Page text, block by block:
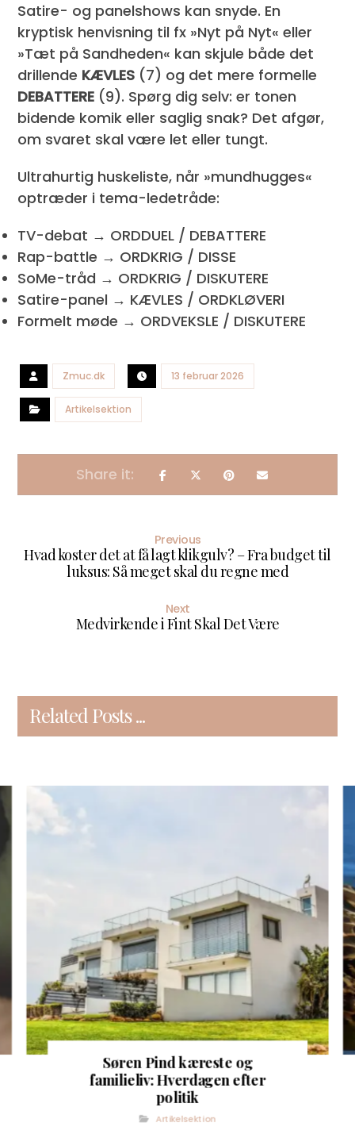
Satire- og panelshows kan snyde. En
kryptisk henvisning til fx »Nyt på Nyt« eller
»Tæt på Sandheden« kan skjule både det
drillende KÆVLES (7) og det mere formelle
DEBATTERE (9). Spørg dig selv: er tonen
bidende komik eller saglig snak? Det afgør,
om svaret skal være let eller tungt.
Ultrahurtig huskeliste, når »mundhugges«
optræder i tema-ledetråde:
TV-debat → ORDDUEL / DEBATTERE
Rap-battle → ORDKRIG / DISSE
SoMe-tråd → ORDKRIG / DISKUTERE
Satire-panel → KÆVLES / ORDKLØVERI
Formelt møde → ORDVEKSLE / DISKUTERE
Zmuc.dk 13 februar 2026
Artikelsektion
Previous
Hvad koster det at få lagt klikgulv? – Fra budget til
luksus: Så meget skal du regne med
Next
Medvirkende i Fint Skal Det Være
Related Posts ...
Søren Pind kæreste og
familieliv: Hverdagen efter
politik
Artikelsektion